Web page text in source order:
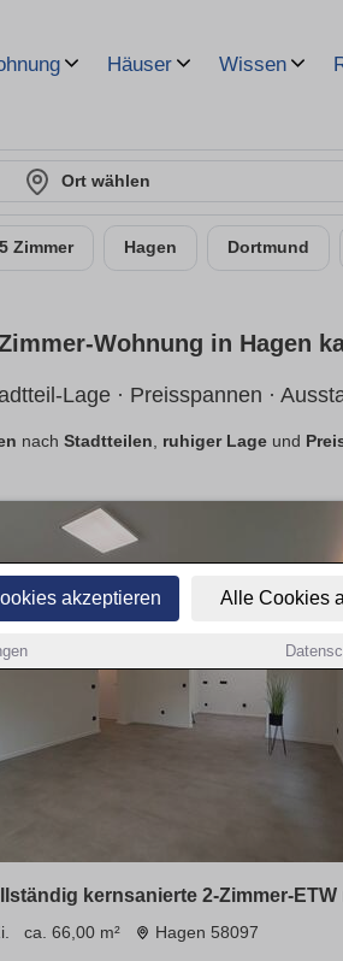
akzeptieren Alle Cookies
Häuser Wissen
Ort wählen
5 Zimmer Hagen Dortmund
Wohnung in Hagen
Lage · Preisspannen ·
nach Stadtteilen, ruhiger Lage und
kernsanierte 2-Zimmer-ETW
und Stellplatz
ca. 66,00 m² Hagen 58097